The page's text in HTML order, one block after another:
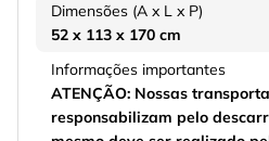
Dimensões (A x L x P)
52 x 113 x 170 cm
Informações importantes
ATENÇÃO: Nossas
responsabilizam pelo